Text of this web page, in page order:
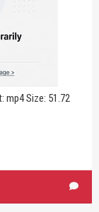
mp4 Size: 51.72